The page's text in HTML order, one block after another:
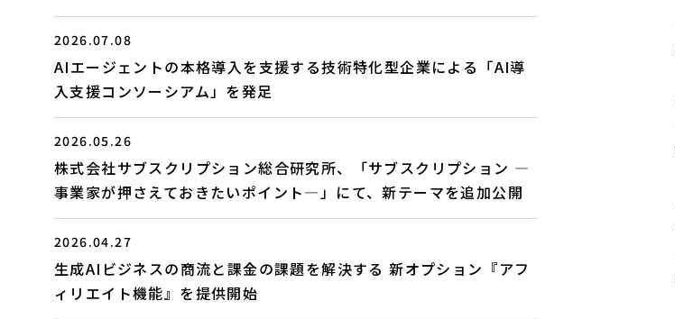
2026.07.08
AIエージェントの本格導入を支援する技術特化型企業による「AI導
入支援コンソーシアム」を発足
2026.05.26
株式会社サブスクリプション総合研究所、「サブスクリプション ―
事業家が押さえておきたいポイント―」にて、新テーマを追加公開
2026.04.27
生成AIビジネスの商流と課金の課題を解決する 新オプション『アフ
ィリエイト機能』を提供開始